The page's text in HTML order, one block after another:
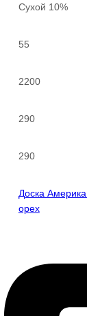
Сухой 10%
55
2200
290
290
Доска
орех